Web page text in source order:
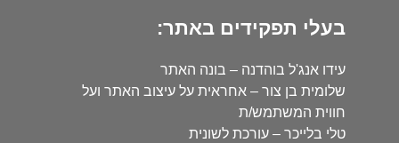
בעלי תפקידים באתר:
עידו אנג'ל בוהדנה – בונה האתר
שלומית בן צור – אחראית על עיצוב האתר ועל
חווית המשתמש/ת
טלי בלייכר – עורכת לשונית